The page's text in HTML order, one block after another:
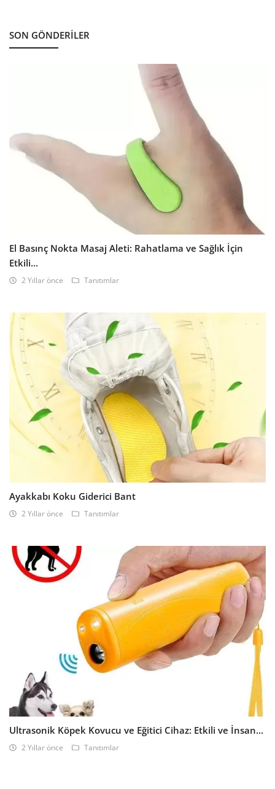
SON GÖNDERILER
El Basınç Nokta Masaj Aleti: Rahatlama ve Sağlık İçin
Etkili...
2 Yıllar önce Tanıtımlar
Ayakkabı Koku Giderici Bant
2 Yıllar önce Tanıtımlar
Ultrasonik Köpek Kovucu ve Eğitici Cihaz: Etkili ve İnsan...
2 Yıllar önce Tanıtımlar